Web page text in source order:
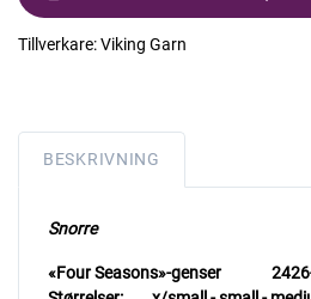
Tillverkare:Viking Garn
BESKRIVNING
Snorre
«Four Seasons»-genser